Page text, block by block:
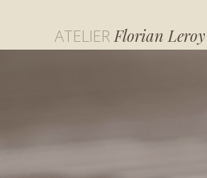
ATELIERFlorian Leroy